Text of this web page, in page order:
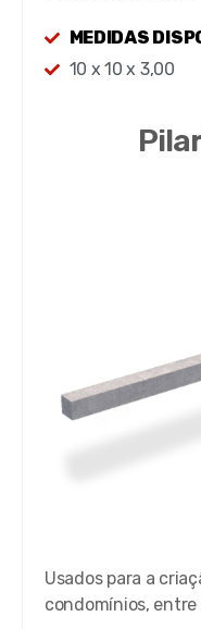
MEDIDAS
10 x 10 x 3,00
Usados para a
condomínios, entre